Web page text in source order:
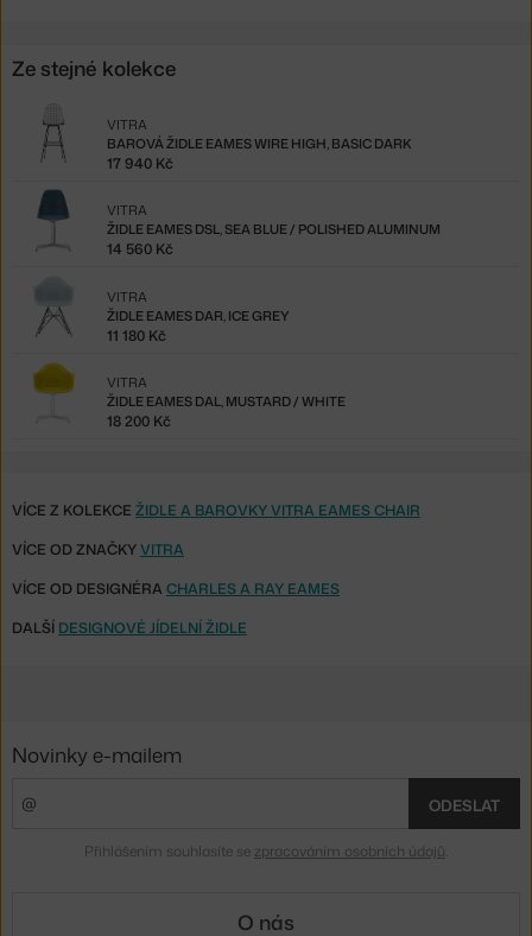
Ze stejné kolekce
BAROVÁ ŽIDLE EAMES WIRE HIGH, BASIC DARK
VITRA
17 940 Kč
ŽIDLE EAMES DSL, SEA BLUE / POLISHED ALUMINUM
VITRA
14 560 Kč
ŽIDLE EAMES DAR, ICE GREY
VITRA
11 180 Kč
ŽIDLE EAMES DAL, MUSTARD / WHITE
VITRA
18 200 Kč
VÍCE Z KOLEKCE ŽIDLE A BAROVKY VITRA EAMES CHAIR
VÍCE OD ZNAČKYVITRA
VÍCE OD DESIGNÉRA CHARLES A RAY EAMES
DALŠÍ DESIGNOVÉ JÍDELNÍ ŽIDLE
Novinky e-mailem
ODESLAT
Přihlášením souhlasíte se zpracováním osobních údajů
O nás